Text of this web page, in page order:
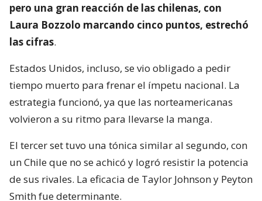
pero una gran reacción de las chilenas, con
Laura Bozzolo marcando cinco puntos, estrechó
las cifras.
Estados Unidos, incluso, se vio obligado a pedir
tiempo muerto para frenar el ímpetu nacional. La
estrategia funcionó, ya que las norteamericanas
volvieron a su ritmo para llevarse la manga.
El tercer set tuvo una tónica similar al segundo, con
un Chile que no se achicó y logró resistir la potencia
de sus rivales. La eficacia de Taylor Johnson y Peyton
Smith fue determinante.